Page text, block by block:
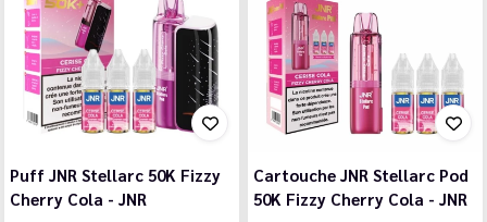
Puff JNR Stellarc 50K Fizzy
Cherry Cola - JNR
Cartouche JNR Stellarc Pod
50K Fizzy Cherry Cola - JNR